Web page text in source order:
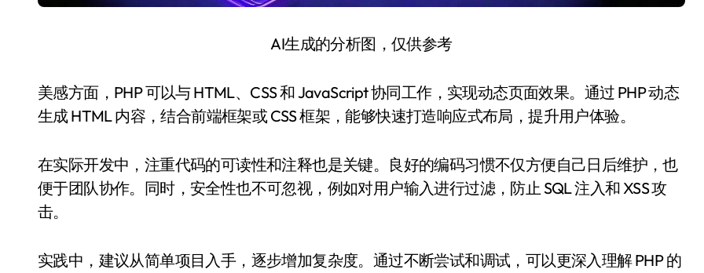
AI生成的分析图，仅供参考
美感方面，PHP 可以与 HTML、CSS 和 JavaScript 协同工作，实现动态页面效果。通过 PHP 动态
生成 HTML 内容，结合前端框架或 CSS 框架，能够快速打造响应式布局，提升用户体验。
在实际开发中，注重代码的可读性和注释也是关键。良好的编码习惯不仅方便自己日后维护，也
便于团队协作。同时，安全性也不可忽视，例如对用户输入进行过滤，防止 SQL 注入和 XSS 攻
击。
实践中，建议从简单项目入手，逐步增加复杂度。通过不断尝试和调试，可以更深入理解 PHP 的